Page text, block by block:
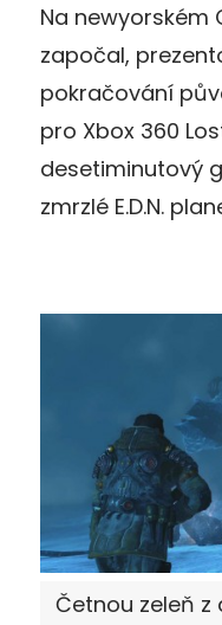
Na newyorském
započal,
pokračování
pro Xbox 360
desetiminutový
zmrzlé E.D.N.
Četnou zeleň